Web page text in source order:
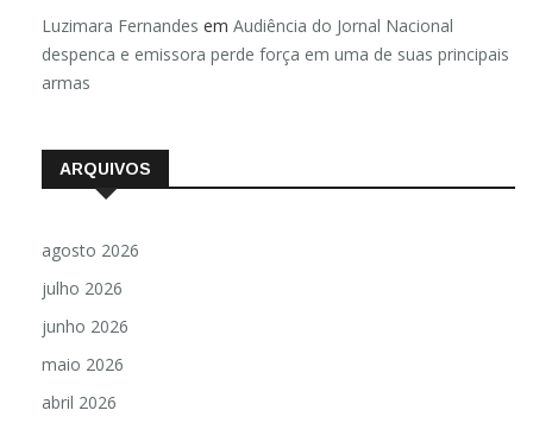
Luzimara Fernandes em Audiência do Jornal Nacional
despenca e emissora perde força em uma de suas principais
armas
ARQUIVOS
agosto 2026
julho 2026
junho 2026
maio 2026
abril 2026